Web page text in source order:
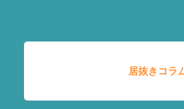
居抜きコラ